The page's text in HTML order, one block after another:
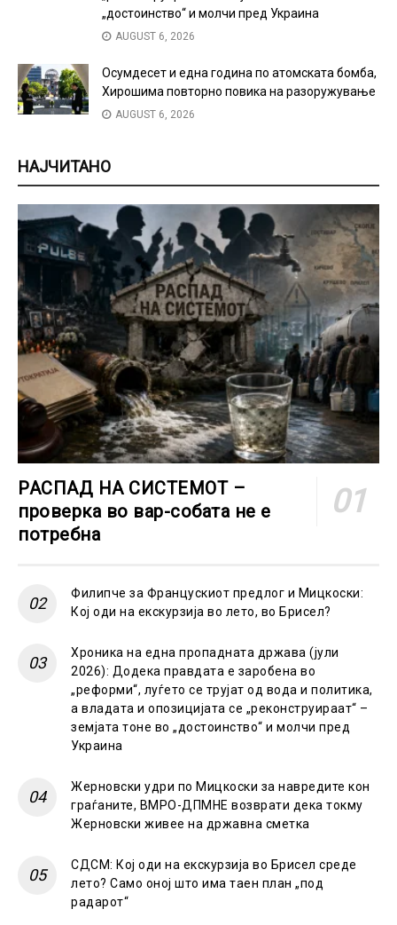
„достоинство“ и молчи пред Украина
AUGUST 6, 2026
Осумдесет и една година по атомската бомба,
Хирошима повторно повика на разоружување
AUGUST 6, 2026
НАЈЧИТАНО
РАСПАД НА СИСТЕМОТ –
проверка во вар-собата не е
потребна
Филипче за Францускиот предлог и Мицкоски:
Кој оди на екскурзија во лето, во Брисел?
Хроника на една пропадната држава (јули
2026): Додека правдата е заробена во
„реформи“, луѓето се трујат од вода и политика,
а владата и опозицијата се „реконструираат“ –
земјата тоне во „достоинство“ и молчи пред
Украина
Жерновски удри по Мицкоски за навредите кон
граѓаните, ВМРО-ДПМНЕ возврати дека токму
Жерновски живее на државна сметка
СДСМ: Кој оди на екскурзија во Брисел среде
лето? Само оној што има таен план „под
радарот“